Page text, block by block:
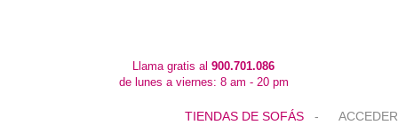
Llama gratis al 900.701.086
de lunes a viernes: 8 am - 20 pm
TIENDAS DE SOFÁS - ACCEDER